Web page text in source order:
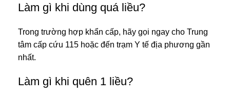
Làm gì khi dùng quá liều?
Trong trường hợp khẩn cấp, hãy gọi ngay cho Trung
tâm cấp cứu 115 hoặc đến trạm Y tế địa phương gần
nhất.
Làm gì khi quên 1 liều?